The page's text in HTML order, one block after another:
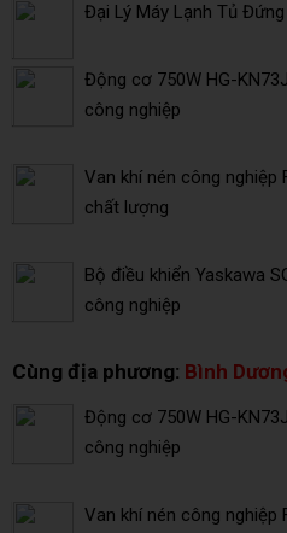
Đại Lý Máy Lạnh Tủ
Động cơ 750W HG-
công nghiệp
Van khí nén công
chất lượng
Bộ điều khiển Yaskawa
công nghiệp
Cùng địa phương: Bình
Động cơ 750W HG-
công nghiệp
Van khí nén công